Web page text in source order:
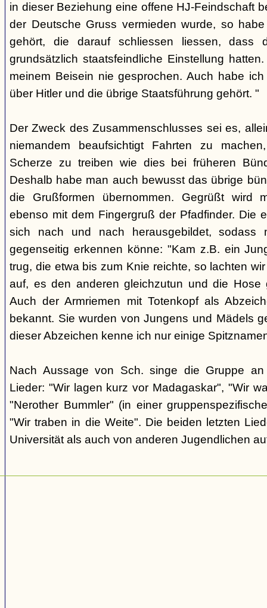
in dieser Beziehung eine offene HJ-Feindschaft
der Deutsche Gruss vermieden wurde, so
gehört, die darauf schliessen liessen, dass
grundsätzlich staatsfeindliche Einstellung
meinem Beisein nie gesprochen. Auch habe
über Hitler und die übrige Staatsführung gehört. "
Der Zweck des Zusammenschlusses sei es,
niemandem beaufsichtigt Fahrten zu
Scherze zu treiben wie dies bei früheren
Deshalb habe man auch bewusst das übrige
die Grußformen übernommen. Gegrüßt wird
ebenso mit dem Fingergruß der Pfadfinder. Die
sich nach und nach herausgebildet,
gegenseitig erkennen könne: "Kam z.B. ein
trug, die etwa bis zum Knie reichte, so lachten
auf, es den anderen gleichzutun und die Hose
Auch der Armriemen mit Totenkopf als
bekannt. Sie wurden von Jungens und Mädels
dieser Abzeichen kenne ich nur einige
Nach Aussage von Sch. singe die Gruppe an
Lieder: "Wir lagen kurz vor Madagaskar", "Wir
"Nerother Bummler" (in einer
"Wir traben in die Weite". Die beiden letzten
Universität als auch von anderen Jugendlichen